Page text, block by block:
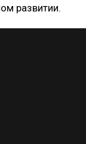
развитии.